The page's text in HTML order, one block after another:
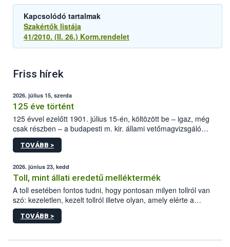
Kapcsolódó tartalmak
Szakértők listája
41/2010. (II. 26.) Korm.rendelet
Friss hírek
2026. július 15, szerda
125 éve történt
125 évvel ezelőtt 1901. július 15-én, költözött be – igaz, még
csak részben – a budapesti m. kir. állami vetőmagvizsgáló
állomás a Kis Rókus utca 15. szám alatti, Czigler Győző által
tervezett új épületébe.
TOVÁBB >
2026. június 23, kedd
Toll, mint állati eredetű melléktermék
A toll esetében fontos tudni, hogy pontosan milyen tollról van
szó: kezeletlen, kezelt tollról illetve olyan, amely elérte a
„végpontját”.
TOVÁBB >